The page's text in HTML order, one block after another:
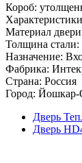
Короб:
Характеристики
Материал
Толщина
Назначение:
Фабрика:
Страна: Россия
Город: Йошкар-
Дверь
Дверь